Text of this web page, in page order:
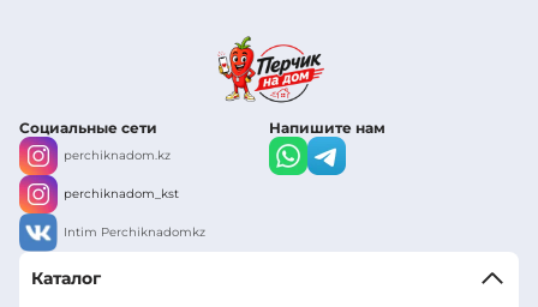
Социальные сети
perchiknadom.kz
perchiknadom_kst
Intim Perchiknadomkz
Напишите нам
Каталог